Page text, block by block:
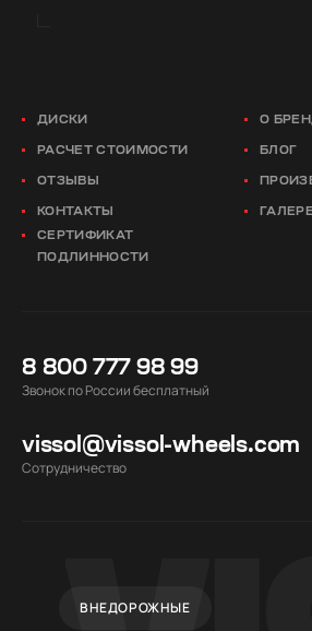
ДИСКИ О
РАСЧЕТ СТОИМОСТИ БЛОГ
ОТЗЫВЫ
КОНТАКТЫ
СЕРТИФИКАТ
ПОДЛИННОСТИ
8 800 777 98 99
Звонок по России бесплатный
vissol@vissol-wheels.com
Cотрудничество
ВНЕДОРОЖНЫЕ